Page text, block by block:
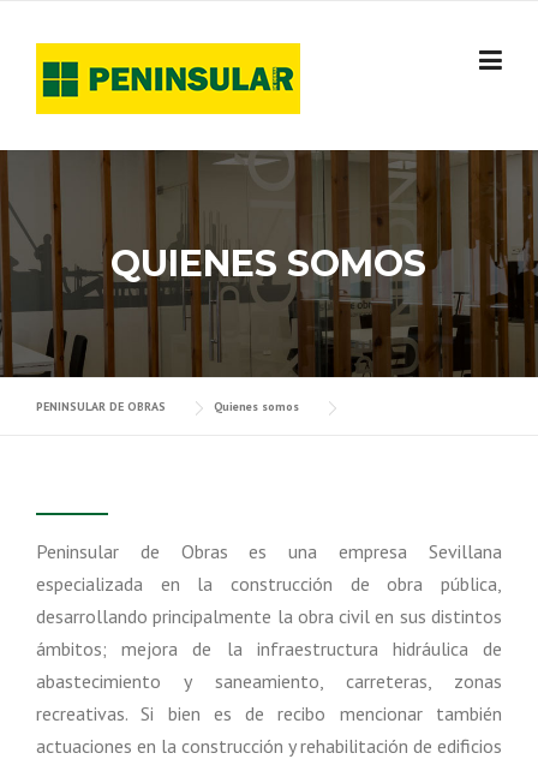
content
QUIENES SOMOS
PENINSULAR DE OBRAS Quienes somos
Peninsular de Obras es una empresa Sevillana
especializada en la construcción de obra pública,
desarrollando principalmente la obra civil en sus distintos
ámbitos; mejora de la infraestructura hidráulica de
abastecimiento y saneamiento, carreteras, zonas
recreativas. Si bien es de recibo mencionar también
actuaciones en la construcción y rehabilitación de edificios